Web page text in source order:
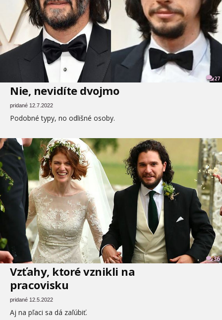
27
Nie, nevidíte dvojmo
pridané 12.7.2022
Podobné typy, no odlišné osoby.
36
Vzťahy, ktoré vznikli na
pracovisku
pridané 12.5.2022
Aj na pľaci sa dá zaľúbiť.